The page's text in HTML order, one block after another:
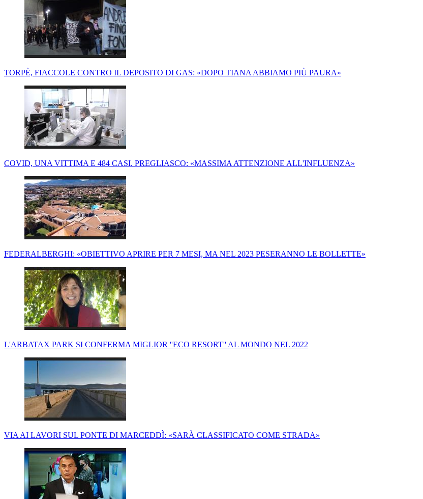
TORPÈ, FIACCOLE CONTRO IL DEPOSITO DI GAS: «DOPO TIANA ABBIAMO PIÙ PAURA»
COVID, UNA VITTIMA E 484 CASI. PREGLIASCO: «MASSIMA ATTENZIONE ALL'INFLUENZA»
FEDERALBERGHI: «OBIETTIVO APRIRE PER 7 MESI, MA NEL 2023 PESERANNO LE BOLLETTE»
L'ARBATAX PARK SI CONFERMA MIGLIOR ''ECO RESORT'' AL MONDO NEL 2022
VIA AI LAVORI SUL PONTE DI MARCEDDÌ: «SARÀ CLASSIFICATO COME STRADA»